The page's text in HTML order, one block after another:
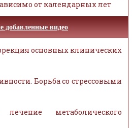
от календарных лет
добавленные видео
основных клинических
Борьба со стрессовыми
лечение метаболического